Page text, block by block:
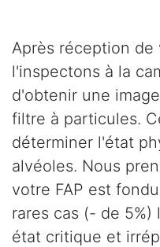
Après réception
l'inspectons à la
d'obtenir une
filtre à particules.
déterminer l'état
alvéoles. Nous
votre FAP est
rares cas (- de
état critique et